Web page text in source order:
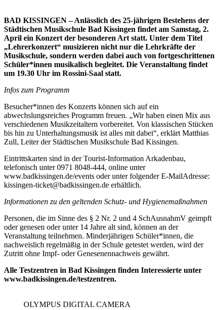
BAD KISSINGEN – Anlässlich des 25-jährigen Bestehens der
Städtischen Musikschule Bad Kissingen findet am Samstag, 2.
April ein Konzert der besonderen Art statt. Unter dem Titel
„Lehrerkonzert“ musizieren nicht nur die Lehrkräfte der
Musikschule, sondern werden dabei auch von fortgeschrittenen
Schüler*innen musikalisch begleitet. Die Veranstaltung findet
um 19.30 Uhr im Rossini-Saal statt.
Infos zum Programm
Besucher*innen des Konzerts können sich auf ein
abwechslungsreiches Programm freuen. „Wir haben einen Mix aus
verschiedenen Musikzeitaltern vorbereitet. Von klassischen Stücken
bis hin zu Unterhaltungsmusik ist alles mit dabei“, erklärt Matthias
Zull, Leiter der Städtischen Musikschule Bad Kissingen.
Eintrittskarten sind in der Tourist-Information Arkadenbau,
telefonisch unter 0971 8048-444, online unter
www.badkissingen.de/events oder unter folgender E-MailAdresse:
kissingen-ticket@badkissingen.de erhältlich.
Informationen zu den geltenden Schutz- und Hygienemaßnahmen
Personen, die im Sinne des § 2 Nr. 2 und 4 SchAusnahmV geimpft
oder genesen oder unter 14 Jahre alt sind, können an der
Veranstaltung teilnehmen. Minderjährigen Schüler*innen, die
nachweislich regelmäßig in der Schule getestet werden, wird der
Zutritt ohne Impf- oder Genesenennachweis gewährt.
Alle Testzentren in Bad Kissingen finden Interessierte unter
www.badkissingen.de/testzentren.
OLYMPUS DIGITAL CAMERA